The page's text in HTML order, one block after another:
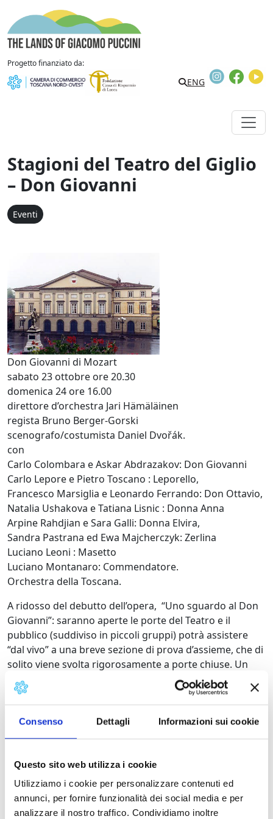
Consenso Dettagli Informazioni sui cookie
Questo sito web utilizza i cookie
Utilizziamo i cookie per personalizzare contenuti ed
annunci, per fornire funzionalità dei social media e per
analizzare il nostro traffico. Condividiamo inoltre
Vai al contenuto
Progetto finanziato da:
Search
ENG
Instagram
Stagioni del Teatro del Giglio
– Don Giovanni
Eventi
Don Giovanni di Mozart
sabato 23 ottobre ore 20.30
domenica 24 ore 16.00
direttore d’orchestra Jari Hämäläinen
regista Bruno Berger-Gorski
scenografo/costumista Daniel Dvořák.
con
Carlo Colombara e Askar Abdrazakov: Don Giovanni
Carlo Lepore e Pietro Toscano : Leporello,
Francesco Marsiglia e Leonardo Ferrando: Don Ottavio,
Natalia Ushakova e Tatiana Lisnic : Donna Anna
Arpine Rahdjian e Sara Galli: Donna Elvira,
Sandra Pastrana ed Ewa Majcherczyk: Zerlina
Luciano Leoni : Masetto
Luciano Montanaro: Commendatore.
Orchestra della Toscana.
A ridosso del debutto dell’opera, “Uno sguardo al Don
Giovanni”: saranno aperte le porte del Teatro e il
pubblico (suddiviso in piccoli gruppi) potrà assistere
“dal vivo” a una breve sezione di prova d’assieme, che di
solito viene svolta rigorosamente a porte chiuse. Un
modo affascinante per respirare, prima del debutto
ufficiale dello spettacolo, l’atmosfera dell’opera e per
conoscerne in anteprima i segreti.
importanti per la vita culturale in Toscana. Ospita
stagione di danza. La sua attività e la sua storia sono
legate però principalmente alla stagione lirica, la cui